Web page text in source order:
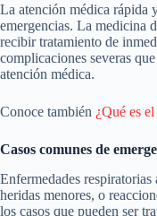
La atención médica rápida
emergencias. La medicina
recibir tratamiento de
complicaciones severas
atención médica.
Conoce también ¿Qué es
Casos comunes de
Enfermedades respiratorias
heridas menores, o
los casos que pueden ser